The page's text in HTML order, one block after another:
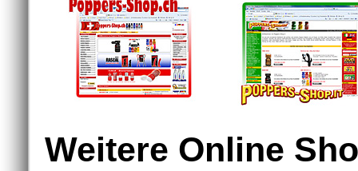
Weitere Online